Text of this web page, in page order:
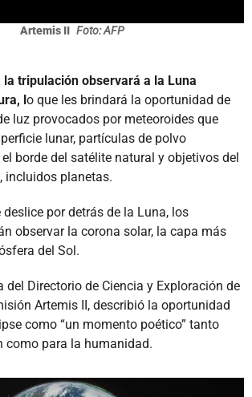
Artemis II Foto: AFP
la tripulación observará a la Luna
lo que les brindará la oportunidad de
luz provocados por meteoroides que
lunar, partículas de polvo
borde del satélite natural y objetivos del
incluidos planetas.
por detrás de la Luna, los
observar la corona solar, la capa más
del Sol.
del Directorio de Ciencia y Exploración de
Artemis II, describió la oportunidad
como “un momento poético” tanto
como para la humanidad.